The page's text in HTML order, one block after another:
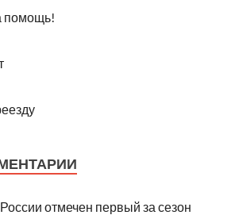
помощь!
отмечен первый за сезон